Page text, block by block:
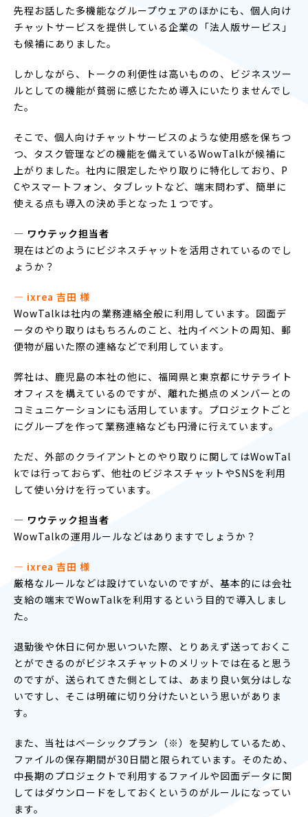
先程お話した多機能なグループウェアのほかにも、個人向け
チャットサービスを提供している企業の「法人版サービス」
も候補にありました。
しかしながら、トークの利便性は高いものの、ビジネスツー
ルとしての機能が貧弱に感じたため導入にいたりませんでし
た。
そこで、個人向けチャットサービスのような使用感を保ちつ
つ、タスク管理などの機能を備えているWowTalkが候補に
上がりました。社内に限定したやり取りに特化しており、P
Cやスマートフォン、タブレットなど、端末問わず、簡単に
使える点も導入の決め手となった１つです。
― ワウテック担当者
現在はどのようにビジネスチャットを活用されているのでし
ょうか？
― ixrea 吉田 様
WowTalkは社内の業務連絡全般に利用しています。図面デ
ータのやり取りはもちろんのこと、社内イベントの周知、郵
便物が届いた際の連絡などで利用しています。
弊社は、鹿児島の本社の他に、福岡県と東京都にサテライト
オフィスを構えているのですが、離れた拠点のメンバーとの
コミュニケーションにも活用しています。プロジェクトごと
にグループを作って業務連絡なども円滑に行えています。
ただ、外部のクライアントとのやり取りに関してはWowTal
kでは行っておらず、他社のビジネスチャットやSNSを利用
して使い分けを行っています。
― ワウテック担当者
WowTalkの運用ルールなどはありますでしょうか？
― ixrea 吉田 様
厳格なルールなどは設けていないのですが、基本的には会社
支給の端末でWowTalkを利用するという目的で導入しまし
た。
退勤後や休日に何か思いついた際、とりあえず送っておくこ
とができるのがビジネスチャットのメリットでは在ると思う
のですが、送られてきた側としては、あまり良い気分はしな
いですし、そこは明確に切り分けたいという思いがありま
す。
また、当社はベーシックプラン（※）を契約しているため、
ファイルの保存期間が30日間と限られています。そのため、
中長期のプロジェクトで利用するファイルや図面データに関
してはダウンロードをしておくというのがルールになってい
ます。